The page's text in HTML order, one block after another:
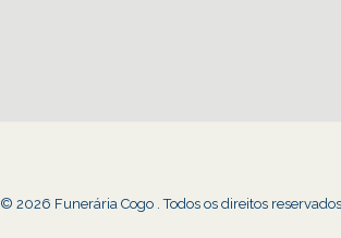
© 2026 Funerária Cogo . Todos os direitos reservados